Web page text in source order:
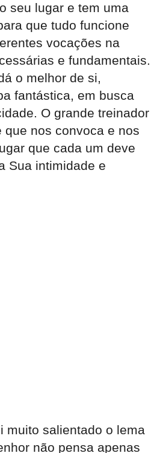
seu lugar e tem uma
que tudo funcione
vocações na
e fundamentais.
o melhor de si,
fantástica, em busca
O grande treinador
que nos convoca e nos
que cada um deve
Sua intimidade e
muito salientado o lema
não pensa apenas